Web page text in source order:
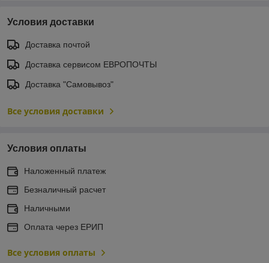
Условия доставки
Доставка почтой
Доставка сервисом ЕВРОПОЧТЫ
Доставка "Самовывоз"
Все условия доставки
Условия оплаты
Наложенный платеж
Безналичный расчет
Наличными
Оплата через ЕРИП
Все условия оплаты